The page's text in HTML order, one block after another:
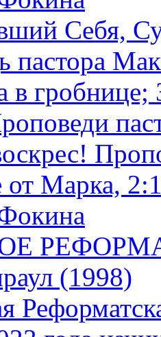
Себя,
пастора
в
от Марка,
(1998)